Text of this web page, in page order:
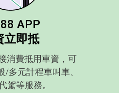
APP
立即抵
消費抵用車資，可
多元計程車叫車、
駕等服務。